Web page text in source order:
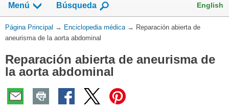
Menú Búsqueda English
Usted
está
Página Principal → Enciclopedia médica → Reparación abierta de
aneurisma de la aorta abdominal
Reparación abierta de aneurisma de
la aorta abdominal